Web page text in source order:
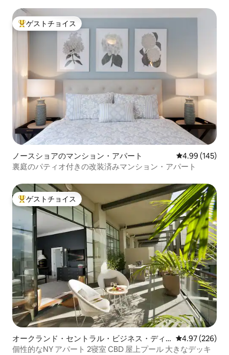
大好評のゲストチョイスです。
ゲストチョイス
ノースショアのマンション・アパート レビュー145
4.99 (145)
裏庭のパティオ付きの改装済みマンション・アパート
大好評のゲストチョイスです。
ゲストチョイス
オークランド・セントラル・ビジネス・ディ
ストリクトのマンション・アパート
レビュー226
4.97 (226)
個性的なNY アパート 2寝室 CBD 屋上プール 大きなデッキ